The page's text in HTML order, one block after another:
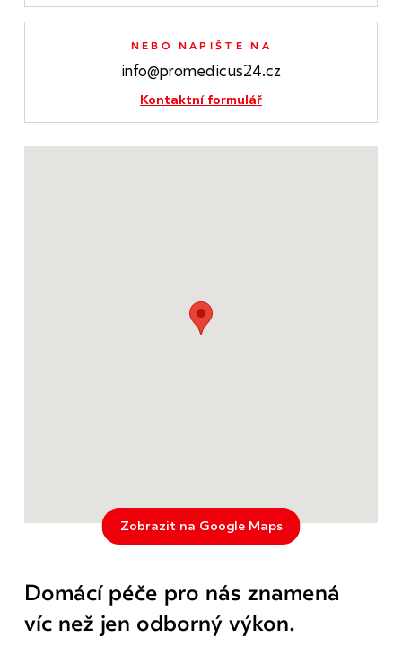
NEBO NAPIŠTE NA
info@promedicus24.cz
Kontaktní formulář
Zobrazit na Google Maps
Domácí péče pro nás znamená
víc než jen odborný výkon.